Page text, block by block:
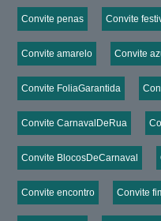
Convite penas Convite
Convite amarelo Convite
Convite FoliaGarantida
Convite CarnavalDeRua
Convite BlocosDeCarnaval
Convite encontro Convite